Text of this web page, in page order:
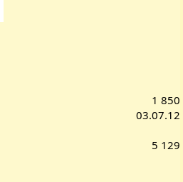
1 850
03.07.12
5 129